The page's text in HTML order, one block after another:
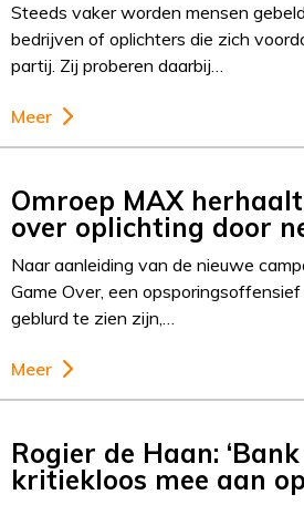
Steeds vaker worden mensen
bedrijven of oplichters die zich
partij. Zij proberen daarbij…
Meer
Omroep MAX
over oplichting door
Naar aanleiding van de nieuwe
Game Over, een
geblurd te zien zijn,…
Meer
Rogier de Haan:
kritiekloos mee aan